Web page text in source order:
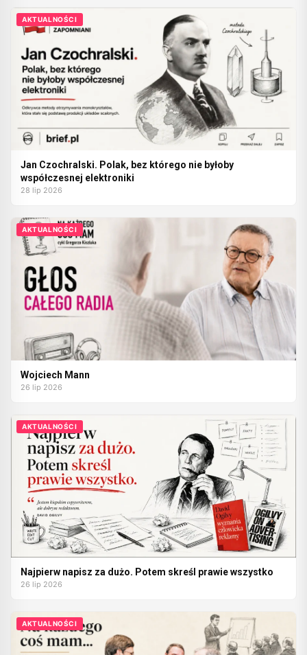
AKTUALNOŚCI
Jan Czochralski. Polak, bez którego nie byłoby
współczesnej elektroniki
28 lip 2026
AKTUALNOŚCI
Wojciech Mann
26 lip 2026
AKTUALNOŚCI
Najpierw napisz za dużo. Potem skreśl prawie wszystko
26 lip 2026
AKTUALNOŚCI